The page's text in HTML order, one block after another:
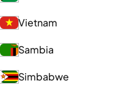
Vietnam
Sambia
Simbabwe